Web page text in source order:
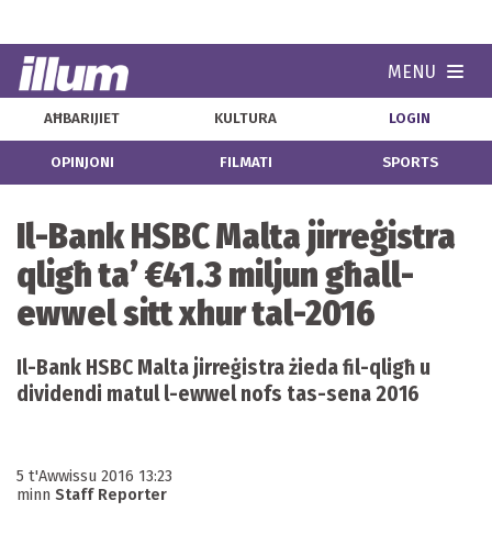
MENU
AĦBARIJIET KULTURA LOGIN
OPINJONI FILMATI SPORTS
Il-Bank HSBC Malta jirreġistra
qligħ ta’ €41.3 miljun għall-
ewwel sitt xhur tal-2016
Il-Bank HSBC Malta jirreġistra żieda fil-qligħ u
dividendi matul l-ewwel nofs tas-sena 2016
5 t'Awwissu 2016 13:23
minn Staff Reporter